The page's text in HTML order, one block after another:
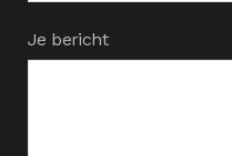
Je bericht